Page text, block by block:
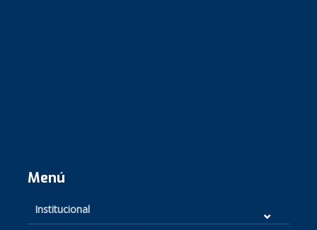
Menú
Institucional